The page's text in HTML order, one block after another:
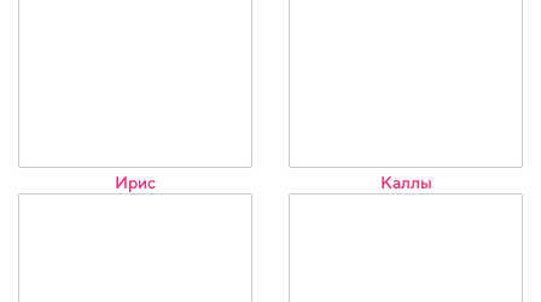
Ирис Каллы